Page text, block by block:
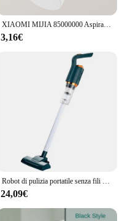
XIAOMI MIJIA 85000000 Aspirapolvere portatile wireless Pa Aspirapolvere ricaricabile senza fili Smart RC Wet Dry per animali domestici
3,16€
Robot di pulizia portatile senza fili 2 in 1 2000mAh 120W aspirapolvere Wireless spazzatrice d'acqua ricaricabile USB per uso domestico in auto
24,09€